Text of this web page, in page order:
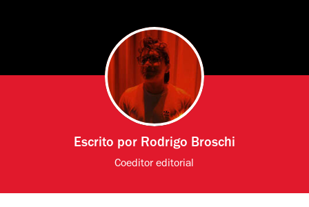
Escrito por Rodrigo Broschi
Coeditor editorial